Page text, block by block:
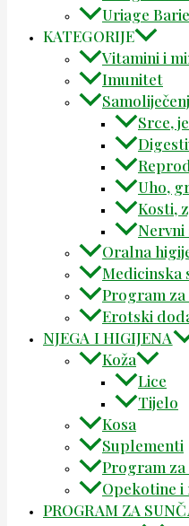
Uriage
KATEGORIJE
Vitamini i
Imunitet
Srce,
Uho,
Kosti,
Nervni
Oralna
Medicinska
Program za
Erotski
NJEGA I HIGIJENA
Koža
Lice
Tijelo
Kosa
Suplementi
Program za
Opekotine i
PROGRAM ZA